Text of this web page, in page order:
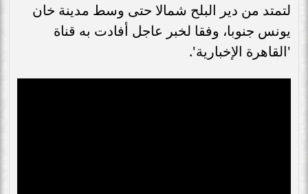
لتمتد من دير البلح شمالا حتى وسط مدينة خان
يونس جنوبا، وفقا لخبر عاجل أفادت به قناة
'القاهرة الإخبارية'.